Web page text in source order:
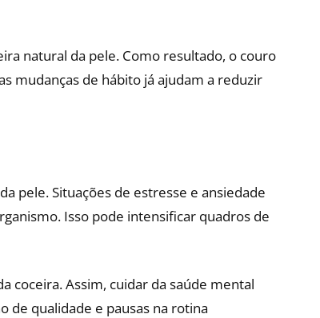
natural da pele. Como resultado, o couro
mudanças de hábito já ajudam a reduzir
pele. Situações de estresse e ansiedade
Isso pode intensificar quadros de
coceira. Assim, cuidar da saúde mental
de qualidade e pausas na rotina